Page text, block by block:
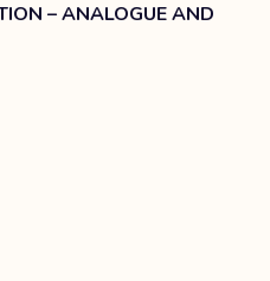
– ANALOGUE AND